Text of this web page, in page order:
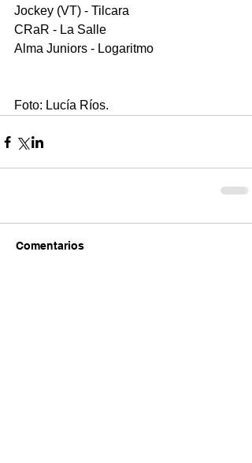
Jockey (VT) - Tilcara
CRaR - La Salle
Alma Juniors - Logaritmo
Foto: Lucía Ríos.
Comentarios